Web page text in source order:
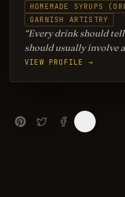
HOMEMADE SYRUPS
GARNISH ARTISTRY
Every drink should
should usually involve
VIEW PROFILE →